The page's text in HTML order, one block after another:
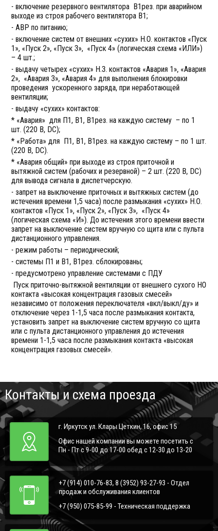
- включение резервного вентилятора В1рез. при аварийном
выходе из строя рабочего вентилятора В1;
- АВР по питанию;
- включение систем от внешних «сухих» Н.О. контактов «Пуск
1», «Пуск 2», «Пуск 3», «Пуск 4» (логическая схема «ИЛИ»)
– 4 шт.;
- выдачу четырех «сухих» Н.З. контактов «Авария 1», «Авария
2», «Авария 3», «Авария 4» для выполнения блокировки
проведения ускоренного заряда, при неработающей
вентиляции;
- выдачу «сухих» контактов:
* «Авария» для П1, В1, В1рез. на каждую систему – по 1
шт. (220 В, DC);
* «Работа» для П1, В1, В1рез. на каждую систему – по 1 шт.
(220 В, DC).
* «Авария общий» при выходе из строя приточной и
вытяжной систем (рабочих и резервной) – 2 шт. (220 В, DC)
для вывода сигнала в диспетчерскую.
- запрет на выключение приточных и вытяжных систем (до
истечения времени 1,5 часа) после размыкания «сухих» Н.О.
контактов «Пуск 1», «Пуск 2», «Пуск 3», «Пуск 4»
(логическая схема «И»). До истечения этого времени ввести
запрет на выключение систем вручную со щита или с пульта
дистанционного управления.
- режим работы – периодический;
- системы П1 и В1, В1рез. сблокированы;
- предусмотрено управление системами с ПДУ
Пуск приточно-вытяжной вентиляции от внешнего сухого НО
контакта «высокая концентрация газовых смесей»
независимо от положения переключателя «вкл/выкл/ду» и
отключение через 1-1,5 часа после размыкания контакта,
установить запрет на выключение систем вручную со щита
или с пульта дистанционного управления до истечения
времени 1-1,5 часа после размыкания контакта «высокая
концентрация газовых смесей».
Контакты и схема проезда
г. Иркутск ул. Клары Цеткин, 16, офис 15
Офис нашей компании вы можете посетить с
Пн - Пт с 9-00 до 17-00 обед с 12-30 до 13-20
+7 (914) 010-76-83, 8 (3952) 93-27-93 - Отдел
продаж и обслуживания клиентов
+7 (950) 075-85-99 - Техническая поддержка